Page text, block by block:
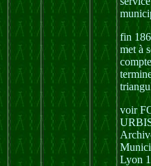
fin
met à
voir
Lyon